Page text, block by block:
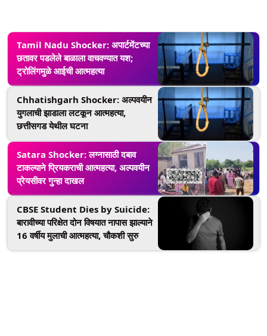
Tamil Nadu Shocker: अपार्टमेंटच्या
छतावर पडलेले बाळाला वाचवण्यात यश;
ट्रोलिंगमुळे आईची आत्महत्या
Chhatishgarh Shocker: अल्पवयीन
युगलाची झाडाला लटकून आत्महत्या,
छत्तीसगड येथील घटना
Satara Shocker: लग्नासाठी दबाव
टाकल्याने प्रियकराची आत्महत्या, अल्पवयीन
प्रेयसीवर गुन्हा दाखल
CBSE Student Dies by Suicide:
बारावीच्या परिक्षेत दोन विषयात नापास झाल्याने
16 वर्षीय मुलाची आत्महत्या, चौकशी सुरु